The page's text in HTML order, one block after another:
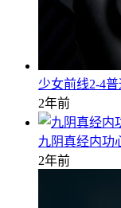
少女前线2-4普
2年前
九阴真经内功
2年前